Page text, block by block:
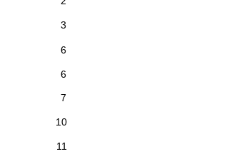
3
6
6
7
10
11